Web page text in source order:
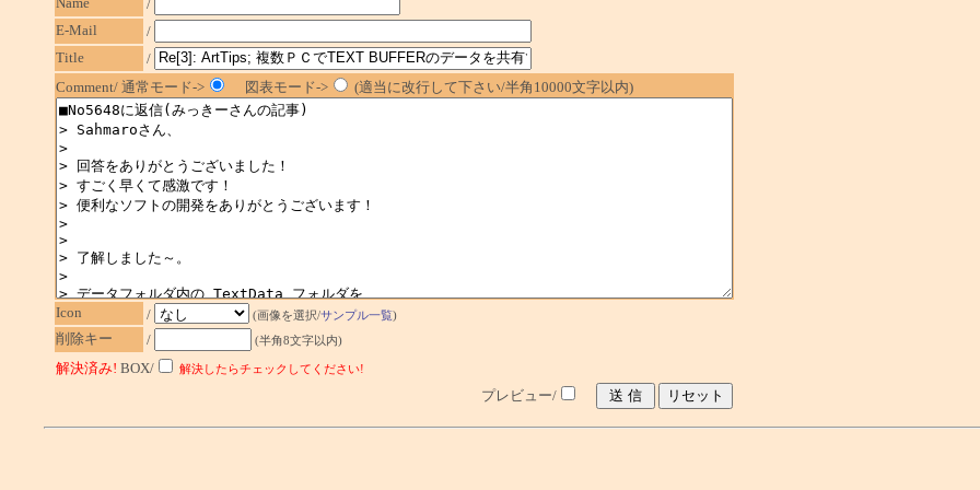
/
E-Mail
/
Title
/
Comment/ 通常モード->
図表モード-> (適当に改行して下さい/半角10000文字以内)
Icon / (画像を選択/サンプル一覧)
削除キー / (半角8文字以内)
解決済み! BOX/ 解決したらチェックしてください!
プレビュー/